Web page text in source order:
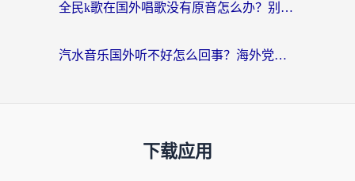
全民k歌在国外唱歌没有原音怎么办？别让地域限制毁了你的麦霸时刻
汽水音乐国外听不好怎么回事？海外党亲测有效的回国加速方案来了
下载应用